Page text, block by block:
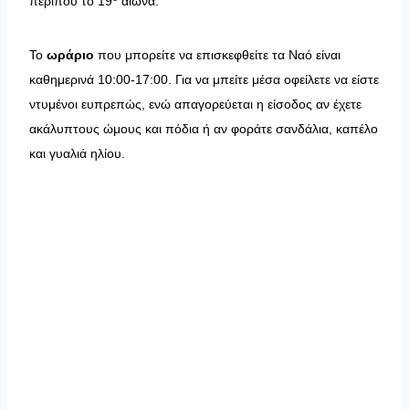
Το ωράριο που μπορείτε να επισκεφθείτε τα Ναό είναι
καθημερινά 10:00-17:00. Για να μπείτε μέσα οφείλετε να είστε
ντυμένοι ευπρεπώς, ενώ απαγορεύεται η είσοδος αν έχετε
ακάλυπτους ώμους και πόδια ή αν φοράτε σανδάλια, καπέλο
και γυαλιά ηλίου.